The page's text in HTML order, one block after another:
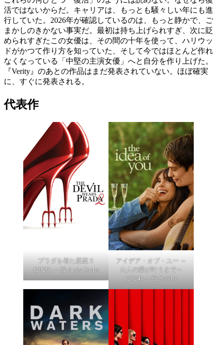
活ではないからだ。キャリアは、もっとも騒々しい年にも進
行していた。2026年が確認しているのは、もっと静かで、ご
まかしのきかない事実だ。最初は持ち上げられすぎ、次に貶
められすぎたこの女優は、その間の十年を使って、ハリウッ
ドがかつて作り方を知っていた、そして今ではほとんど作れ
なくなっている「中堅の主演女優」へと自分を作り上げた。
『Verity』のあとの作品はまだ発表されていない。ほぼ確実
に、すぐに発表される。
代表作
プラダを着た悪魔２
(2026) — 役 Andy Sachs
アイデア・オブ・ユー ～
大人の愛が叶うまで～
(2024) — 役 Solène